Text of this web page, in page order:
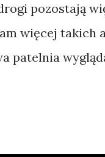
pozostają
więcej takich
patelnia